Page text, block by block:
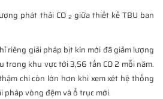
phát thải CO 2giữa thiết kế TBU ban
riêng giải pháp bịt kín mới đã giảm lượng
trong khu vực tới 3,56 tấn CO 2 mỗi năm.
chí còn lớn hơn khi xem xét hệ thống
pháp vòng đệm và ổ trục mới.